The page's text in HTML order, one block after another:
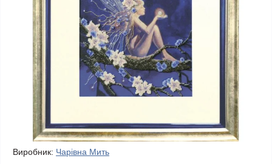
Виробник: Чарівна Мить